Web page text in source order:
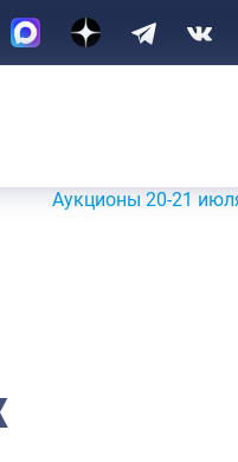
20-21 июля 2026 г.